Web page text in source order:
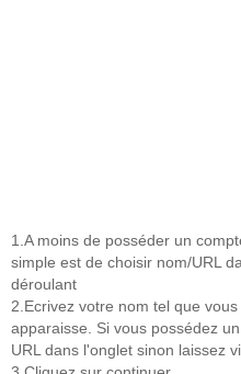
1.A moins de posséder un
simple est de choisir nom/URL
déroulant
2.Ecrivez votre nom tel que
apparaisse. Si vous possédez
URL dans l'onglet sinon laissez